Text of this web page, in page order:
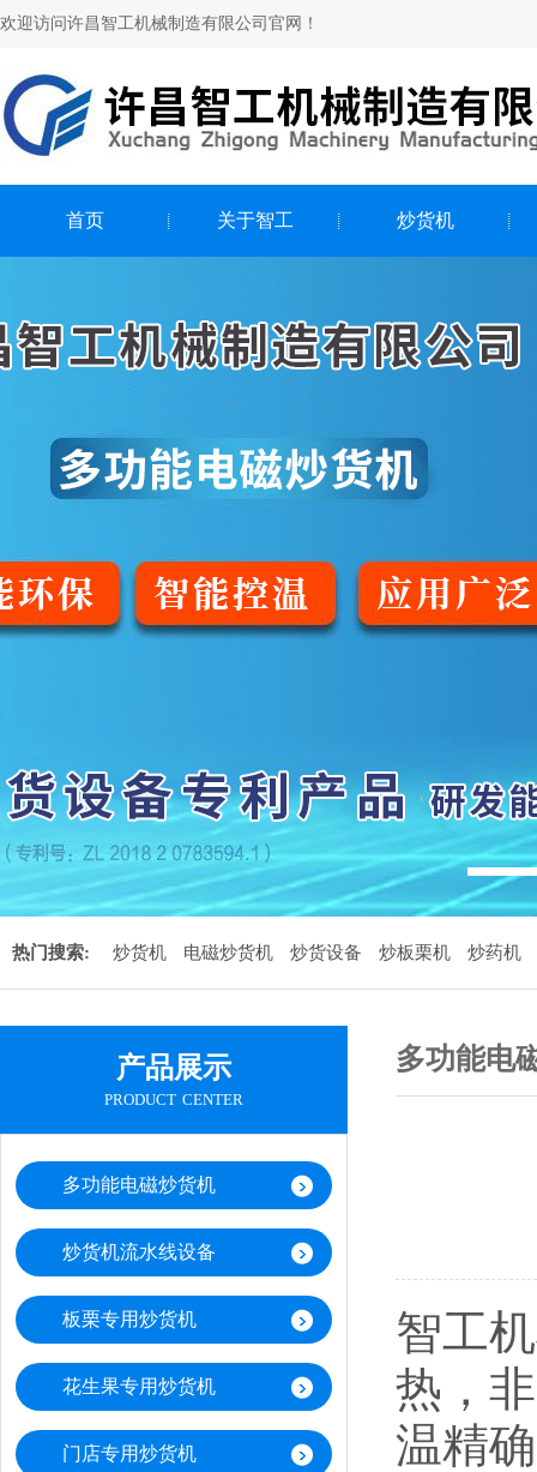
欢迎访问许昌智工机械制造有限公司官网！
首页 关于智工 炒货机
热门搜索: 炒货机 电磁炒货机 炒货设备 炒板栗机 炒药机
产品展示
product center
多功能电磁炒货机
炒货机流水线设备
板栗专用炒货机
花生果专用炒货机
门店专用炒货机
多功能电
智工
热，
温精